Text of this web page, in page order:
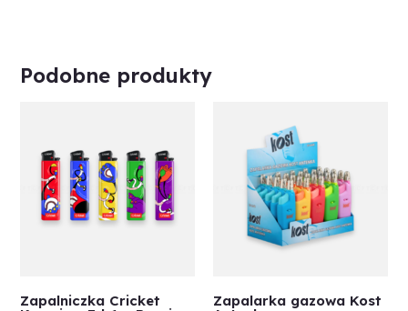
Podobne produkty
Zapalniczka Cricket Zapalarka gazowa Kost